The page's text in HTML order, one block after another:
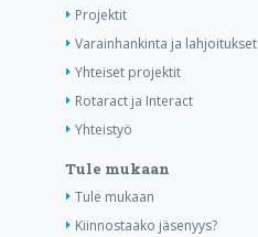
Projektit
Varainhankinta ja lahjoitukset
Yhteiset projektit
Rotaract ja Interact
Yhteistyö
Tule mukaan
Tule mukaan
Kiinnostaako jäsenyys?